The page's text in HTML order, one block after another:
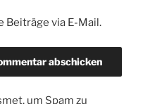
Beiträge via E-Mail.
um Spam zu